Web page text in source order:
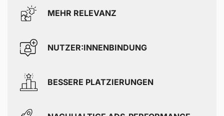
MEHR RELEVANZ
NUTZER:INNENBINDUNG
BESSERE PLATZIERUNGEN